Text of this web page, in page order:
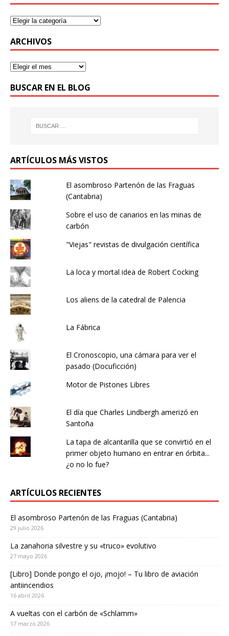
ARCHIVOS
BUSCAR EN EL BLOG
ARTÍCULOS MÁS VISTOS
El asombroso Partenón de las Fraguas
(Cantabria)
Sobre el uso de canarios en las minas de
carbón
"Viejas" revistas de divulgación científica
La loca y mortal idea de Robert Cocking
Los aliens de la catedral de Palencia
La Fábrica
El Cronoscopio, una cámara para ver el
pasado (Docuficción)
Motor de Pistones Libres
El día que Charles Lindbergh amerizó en
Santoña
La tapa de alcantarilla que se convirtió en el
primer objeto humano en entrar en órbita...
¿o no lo fue?
ARTÍCULOS RECIENTES
El asombroso Partenón de las Fraguas (Cantabria)
29 julio 2026
La zanahoria silvestre y su «truco» evolutivo
27 mayo 2026
[Libro] Donde pongo el ojo, ¡mojo! – Tu libro de aviación
antiincendios
16 abril 2026
A vueltas con el carbón de «Schlamm»
17 marzo 2026